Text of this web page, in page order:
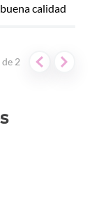
calidad
de 2